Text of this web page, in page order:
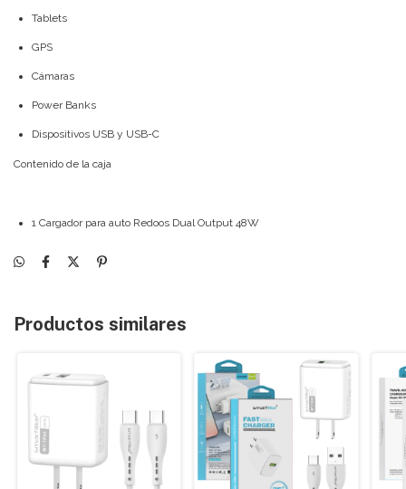
Tablets
GPS
Cámaras
Power Banks
Dispositivos USB y USB-C
Contenido de la caja
1 Cargador para auto Redoos Dual Output 48W
Productos similares